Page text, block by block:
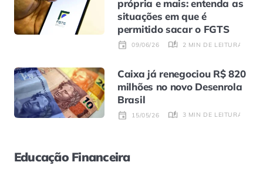
própria e mais: entenda as
situações em que é
permitido sacar o FGTS
09/06/26 2 MIN DE LEITURA
Caixa já renegociou R$ 820
milhões no novo Desenrola
Brasil
15/05/26 3 MIN DE LEITURA
Educação Financeira